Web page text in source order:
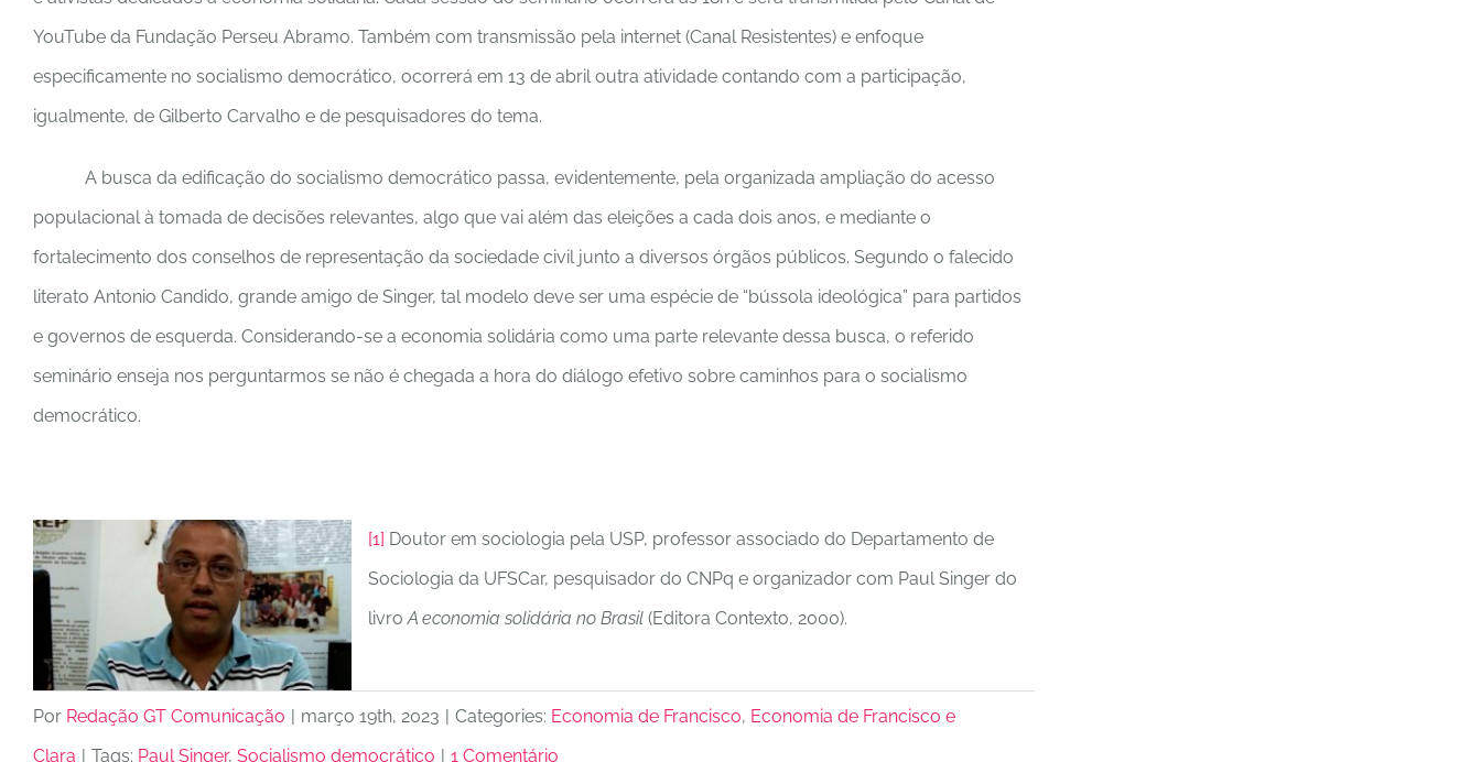
YouTube da Fundação Perseu Abramo. Também com transmissão pela internet (Canal Resistentes) e enfoque
especificamente no socialismo democrático, ocorrerá em 13 de abril outra atividade contando com a participação,
igualmente, de Gilberto Carvalho e de pesquisadores do tema.
A busca da edificação do socialismo democrático passa, evidentemente, pela organizada ampliação do acesso
populacional à tomada de decisões relevantes, algo que vai além das eleições a cada dois anos, e mediante o
fortalecimento dos conselhos de representação da sociedade civil junto a diversos órgãos públicos. Segundo o falecido
literato Antonio Candido, grande amigo de Singer, tal modelo deve ser uma espécie de “bússola ideológica” para partidos
e governos de esquerda. Considerando-se a economia solidária como uma parte relevante dessa busca, o referido
seminário enseja nos perguntarmos se não é chegada a hora do diálogo efetivo sobre caminhos para o socialismo
democrático.
[1] Doutor em sociologia pela USP, professor associado do Departamento de
Sociologia da UFSCar, pesquisador do CNPq e organizador com Paul Singer do
livroA economia solidária no Brasil (Editora Contexto, 2000).
Por Redação GT Comunicação | março 19th, 2023 | Categories: Economia de Francisco, Economia de Francisco e
Clara | Tags: Paul Singer, Socialismo democrático | 1 Comentário